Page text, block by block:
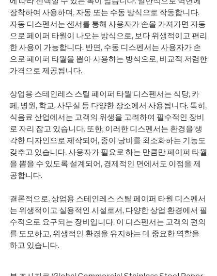
장착하여 사용하며, 자동 또는 수동 방식으로 작동합니다.
자동 디스펜서는 센서를 통해 사용자가 손을 가져가면 자동
으로 페이퍼 타월이 나오는 방식으로, 보다 위생적이고 편리
한 사용이 가능합니다. 반면, 수동 디스펜서는 사용자가 손
으로 페이퍼 타월을 뽑아 사용하는 방식으로, 비교적 저렴한
가격으로 제공됩니다.
상업용 스테인레스 스틸 페이퍼 타월 디스펜서는 식당, 카
페, 병원, 학교, 사무실 등 다양한 장소에서 사용됩니다. 특히,
식음료 산업에서는 고객의 위생을 고려하여 필수적인 장비
로 자리 잡고 있습니다. 또한, 이러한 디스펜서는 환경을 생
각한 디자인으로 제작되어, 종이 낭비를 최소화하는 기능도
갖추고 있습니다. 사용자가 필요로 하는 만큼만 페이퍼 타월
을 뽑을 수 있도록 설계되어, 경제적인 면에서도 이점을 제
공합니다.
결론적으로, 상업용 스테인레스 스틸 페이퍼 타월 디스펜서
는 위생적이고 실용적인 시설로서, 다양한 상업 환경에서 필
수적으로 요구되는 장비입니다. 이 디스펜서는 고객의 편의
를 도모하고, 위생적인 환경을 유지하는 데 중요한 역할을
하고 있습니다.